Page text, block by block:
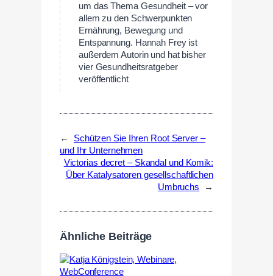
um das Thema Gesundheit – vor
allem zu den Schwerpunkten
Ernährung, Bewegung und
Entspannung. Hannah Frey ist
außerdem Autorin und hat bisher
vier Gesundheitsratgeber
veröffentlicht
←
Schützen Sie Ihren Root Server –
und Ihr Unternehmen
Victorias decret – Skandal und Komik:
Über Katalysatoren gesellschaftlichen
Umbruchs
→
Ähnliche Beiträge